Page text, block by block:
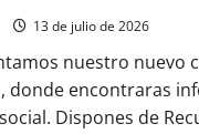
13 de julio de 2026
nuestro nuevo
donde encontraras
Dispones de